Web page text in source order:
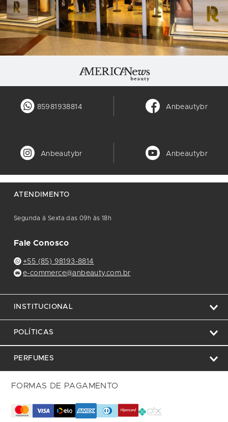
85981938814 Anbeautybr
Anbeautybr Anbeautybr
ATENDIMENTO
Segunda à Sexta das 09h às 18h
Fale Conosco
+55 (85) 98193-8814
e-commerce@anbeauty.com.br
INSTITUCIONAL
POLÍTICAS
PERFUMES
FORMAS DE PAGAMENTO